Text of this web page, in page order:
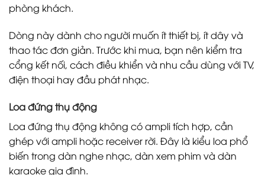
phòng khách.
Dòng này dành cho người muốn ít thiết bị, ít dây và
thao tác đơn giản. Trước khi mua, bạn nên kiểm tra
cổng kết nối, cách điều khiển và nhu cầu dùng với TV,
điện thoại hay đầu phát nhạc.
Loa đứng thụ động
Loa đứng thụ động không có ampli tích hợp, cần
ghép với ampli hoặc receiver rời. Đây là kiểu loa phổ
biến trong dàn nghe nhạc, dàn xem phim và dàn
karaoke gia đình.